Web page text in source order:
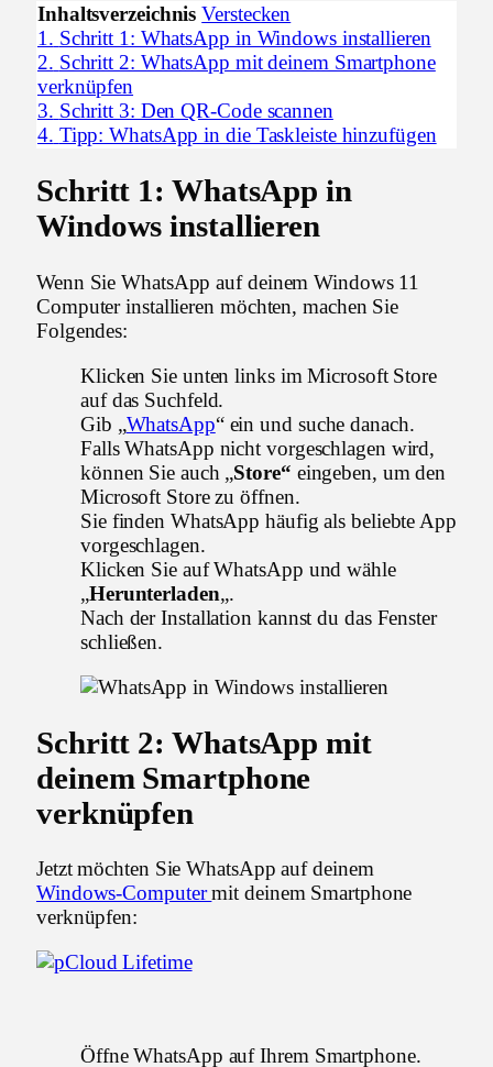
Inhaltsverzeichnis Verstecken
1. Schritt 1: WhatsApp in Windows installieren
2. Schritt 2: WhatsApp mit deinem Smartphone
verknüpfen
3. Schritt 3: Den QR-Code scannen
4. Tipp: WhatsApp in die Taskleiste hinzufügen
Schritt 1: WhatsApp in
Windows installieren
Wenn Sie WhatsApp auf deinem Windows 11
Computer installieren möchten, machen Sie
Folgendes:
Klicken Sie unten links im Microsoft Store
auf das Suchfeld.
Gib „WhatsApp“ ein und suche danach.
Falls WhatsApp nicht vorgeschlagen wird,
können Sie auch „Store“ eingeben, um den
Microsoft Store zu öffnen.
Sie finden WhatsApp häufig als beliebte App
vorgeschlagen.
Klicken Sie auf WhatsApp und wähle
„Herunterladen„.
Nach der Installation kannst du das Fenster
schließen.
Schritt 2: WhatsApp mit
deinem Smartphone
verknüpfen
Jetzt möchten Sie WhatsApp auf deinem
Windows-Computermit deinem Smartphone
verknüpfen:
Öffne WhatsApp auf Ihrem Smartphone.